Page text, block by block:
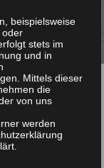
beispielsweise
oder
stets im
und in
Mittels dieser
die
von uns
werden